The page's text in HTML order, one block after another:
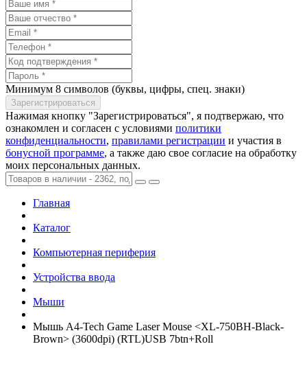
Минимум 8 символов (буквы, цифры, спец. знаки)
Нажимая кнопку "Зарегистрироваться", я подтвержаю, что
ознакомлен и согласен с условиями политики
конфиденциальности, правилами регистрации и участия в
бонусной программе, а также даю свое согласие на обработку
моих персональных данных.
Главная
Каталог
Компьютерная периферия
Устройства ввода
Мыши
Мышь A4-Tech Game Laser Mouse <XL-750BH-Black-
Brown> (3600dpi) (RTL)USB 7btn+­Roll